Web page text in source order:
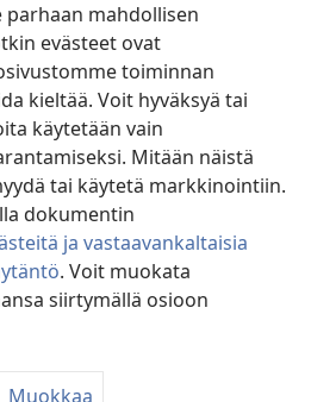
mahdollisen
evästeet ovat
toiminnan
kieltää. Voit hyväksyä tai
käytetään vain
Mitään näistä
tai käytetä markkinointiin.
dokumentin
ja vastaavankaltaisia
. Voit muokata
siirtymällä osioon
Muokkaa
Bible and Tract Society of Pennsylvania.